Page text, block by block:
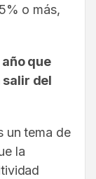
o más,
año que
salir del
un tema de
la